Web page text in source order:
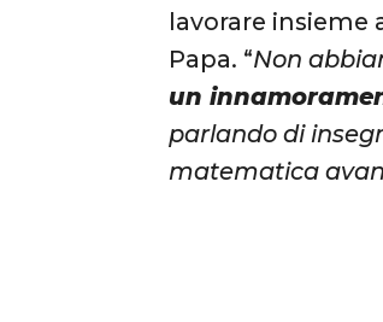
lavorare insieme
Papa. “Non
un
parlando di
matematica